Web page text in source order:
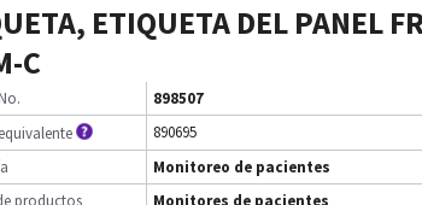
ETIQUETA DEL PANEL
C
898507
890695
Monitoreo de pacientes
productos
Monitores de pacientes